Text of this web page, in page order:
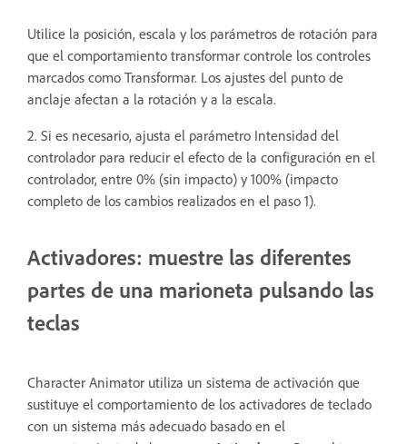
Utilice la posición, escala y los parámetros de rotación para
que el comportamiento transformar controle los controles
marcados como Transformar. Los ajustes del punto de
anclaje afectan a la rotación y a la escala.
2. Si es necesario, ajusta el parámetro Intensidad del
controlador para reducir el efecto de la configuración en el
controlador, entre 0% (sin impacto) y 100% (impacto
completo de los cambios realizados en el paso 1).
Activadores: muestre las diferentes
partes de una marioneta pulsando las
teclas
Character Animator utiliza un sistema de activación que
sustituye el comportamiento de los activadores de teclado
con un sistema más adecuado basado en el